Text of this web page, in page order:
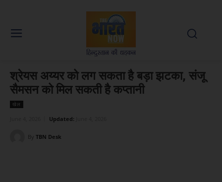
श्रेयस अय्यर को लग सकता है बड़ा झटका, संजू
सैमसन को मिल सकती है कप्तानी
खेल
Updated:
By TBN Desk